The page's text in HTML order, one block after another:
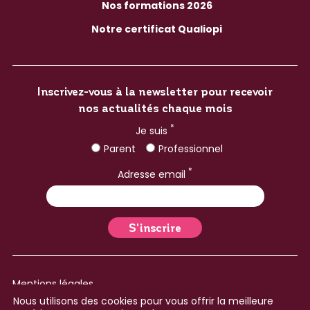
Nos formations 2026
Notre certificat Qualiopi
Inscrivez-vous à la newsletter pour recevoir
nos actualités chaque mois
Je suis *
Parent
Professionnel
Adresse email *
Mentions légales
Nous utilisons des cookies pour vous offrir la meilleure